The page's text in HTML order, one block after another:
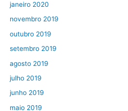
janeiro 2020
novembro 2019
outubro 2019
setembro 2019
agosto 2019
julho 2019
junho 2019
maio 2019